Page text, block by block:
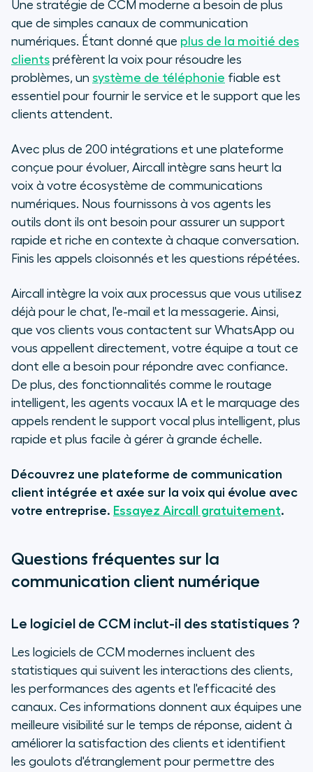
Une stratégie de CCM moderne a besoin de plus
que de simples canaux de communication
numériques. Étant donné que plus de la moitié des
clients préfèrent la voix pour résoudre les
problèmes, un système de téléphonie fiable est
essentiel pour fournir le service et le support que les
clients attendent.
Avec plus de 200 intégrations et une plateforme
conçue pour évoluer, Aircall intègre sans heurt la
voix à votre écosystème de communications
numériques. Nous fournissons à vos agents les
outils dont ils ont besoin pour assurer un support
rapide et riche en contexte à chaque conversation.
Finis les appels cloisonnés et les questions répétées.
Aircall intègre la voix aux processus que vous utilisez
déjà pour le chat, l'e-mail et la messagerie. Ainsi,
que vos clients vous contactent sur WhatsApp ou
vous appellent directement, votre équipe a tout ce
dont elle a besoin pour répondre avec confiance.
De plus, des fonctionnalités comme le routage
intelligent, les agents vocaux IA et le marquage des
appels rendent le support vocal plus intelligent, plus
rapide et plus facile à gérer à grande échelle.
Découvrez une plateforme de communication
client intégrée et axée sur la voix qui évolue avec
votre entreprise. Essayez Aircall gratuitement.
Questions fréquentes sur la
communication client numérique
Le logiciel de CCM inclut-il des statistiques ?
Les logiciels de CCM modernes incluent des
statistiques qui suivent les interactions des clients,
les performances des agents et l'efficacité des
canaux. Ces informations donnent aux équipes une
meilleure visibilité sur le temps de réponse, aident à
améliorer la satisfaction des clients et identifient
les goulots d'étranglement pour permettre des